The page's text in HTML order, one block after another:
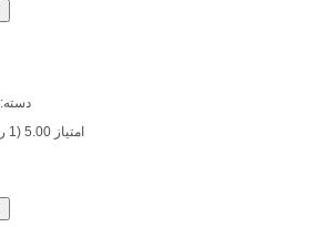
دسته:
امتیاز 5.00 (1 رای)